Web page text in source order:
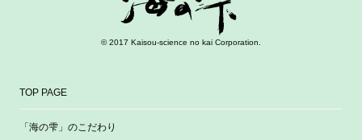
© 2017 Kaisou-science no kai Corporation.
TOP PAGE
「海の雫」のこだわり